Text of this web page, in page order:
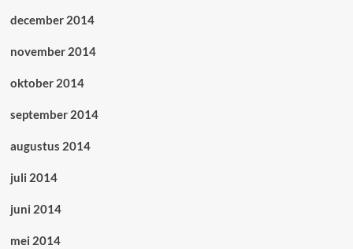
december 2014
november 2014
oktober 2014
september 2014
augustus 2014
juli 2014
juni 2014
mei 2014